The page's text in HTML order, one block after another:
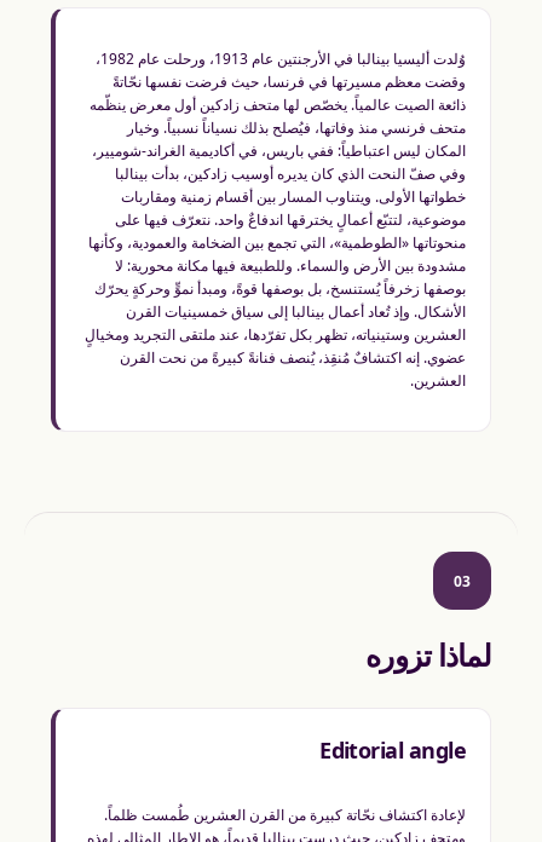
وُلدت أليسيا بينالبا في الأرجنتين عام 1913، ورحلت عام 1982،
وقضت معظم مسيرتها في فرنسا، حيث فرضت نفسها نحّاتةً
ذائعة الصيت عالمياً. يخصّص لها متحف زادكين أول معرض ينظّمه
متحف فرنسي منذ وفاتها، فيُصلح بذلك نسياناً نسبياً. وخيار
المكان ليس اعتباطياً: ففي باريس، في أكاديمية الغراند-شوميير،
وفي صفّ النحت الذي كان يديره أوسيب زادكين، بدأت بينالبا
خطواتها الأولى. ويتناوب المسار بين أقسام زمنية ومقاربات
موضوعية، لتتبّع أعمالٍ يخترقها اندفاعٌ واحد. نتعرّف فيها على
منحوتاتها «الطوطمية»، التي تجمع بين الضخامة والعمودية، وكأنها
مشدودة بين الأرض والسماء. وللطبيعة فيها مكانة محورية: لا
بوصفها زخرفاً يُستنسخ، بل بوصفها قوةً، ومبدأ نموٍّ وحركةٍ يحرّك
الأشكال. وإذ تُعاد أعمال بينالبا إلى سياق خمسينيات القرن
العشرين وستينياته، تظهر بكل تفرّدها، عند ملتقى التجريد ومخيالٍ
عضوي. إنه اكتشافٌ مُنقِذ، يُنصف فنانةً كبيرةً من نحت القرن
العشرين.
03
لماذا تزوره
Editorial angle
لإعادة اكتشاف نحّاتة كبيرة من القرن العشرين طُمست ظلماً.
ومتحف زادكين، حيث درست بينالبا قديماً، هو الإطار المثالي لهذه